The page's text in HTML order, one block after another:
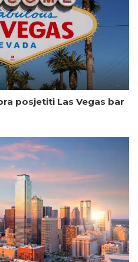
posjetiti Las Vegas bar